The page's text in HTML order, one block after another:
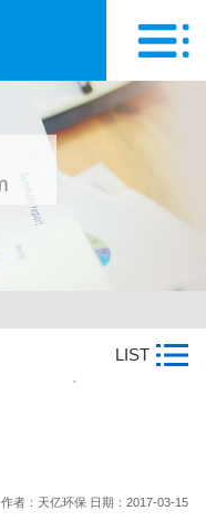
LIST
>
作者：天亿环保 日期：2017-03-15